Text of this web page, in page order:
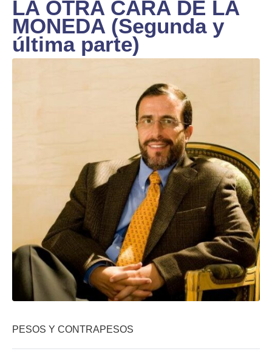
LA OTRA CARA DE LA
MONEDA (Segunda y
última parte)
PESOS Y CONTRAPESOS